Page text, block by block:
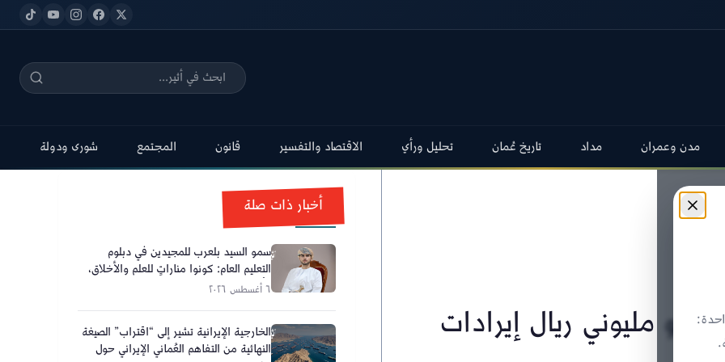
مدن وعمران مداد تاريخ عُمان تحليل ورأي الاقتصاد والتفسير قانون المجتمع شورى ودولة
مليوني ريال إيرادات
أخبار ذات صلة
سمو السيد بلعرب للمجيدين في دبلوم
التعليم العام: كونوا مناراتٍ للعلم والأخلاق،
وأحلامكم تصنع مستقبل عُمان
٦ أغسطس ٢٠٢٦
الخارجية الإيرانية تشير إلى “اقتراب” الصيغة
النهائية من التفاهم العُماني الإيراني حول